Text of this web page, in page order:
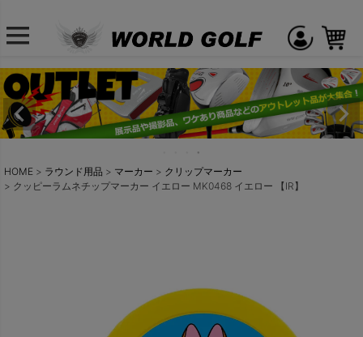
HOME ラウンド用品 マーカー
クリップマーカー
クッピーラムネチップマーカー イエロー MK0468 イエロー 【IR】